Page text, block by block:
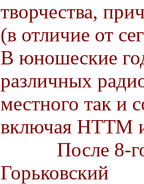
творчества,
(в отличие от
В юношеские
различных
местного так и
включая НТТМ
После 8-го
Горьковский